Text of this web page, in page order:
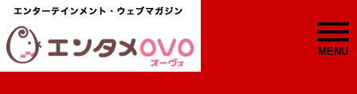
MENU